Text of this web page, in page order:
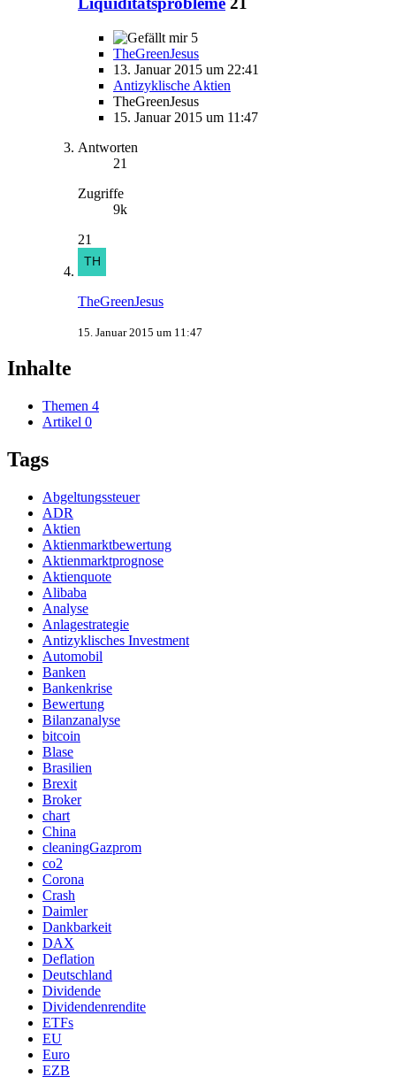
5
TheGreenJesus
13. Januar 2015 um 22:41
Antizyklische Aktien
TheGreenJesus
15. Januar 2015 um 11:47
Antworten
21
Zugriffe
9k
21
TheGreenJesus
15. Januar 2015 um 11:47
Inhalte
Themen 4
Artikel 0
Tags
Abgeltungssteuer
ADR
Aktien
Aktienmarktbewertung
Aktienmarktprognose
Aktienquote
Alibaba
Analyse
Anlagestrategie
Antizyklisches Investment
Automobil
Banken
Bankenkrise
Bewertung
Bilanzanalyse
bitcoin
Blase
Brasilien
Brexit
Broker
chart
China
cleaningGazprom
co2
Corona
Crash
Daimler
Dankbarkeit
DAX
Deflation
Deutschland
Dividende
Dividendenrendite
ETFs
EU
Euro
EZB